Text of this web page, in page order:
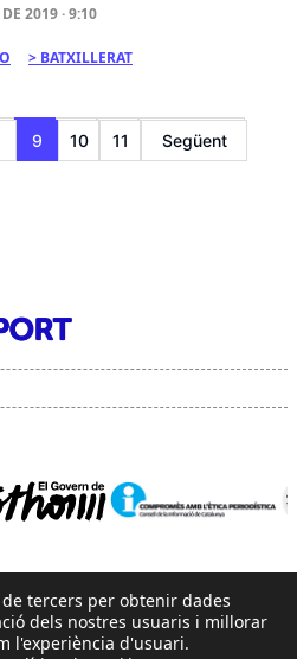
2019 · 9:10
BATXILLERAT
9 10 11 Següent
tercers per obtenir dades
dels nostres usuaris i millorar
l'experiència d'usuari.